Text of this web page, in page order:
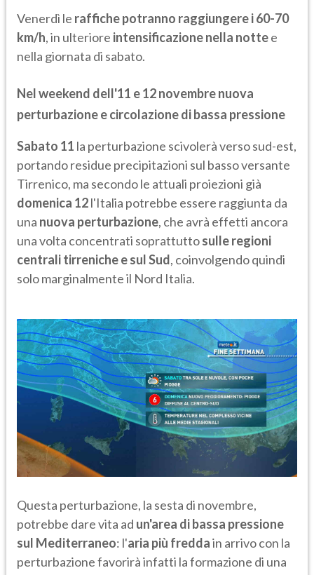
Venerdì le raffiche potranno raggiungere i 60-70
km/h, in ulteriore intensificazione nella nottee
nella giornata di sabato.
Nel weekend dell'11 e 12 novembre nuova
perturbazione e circolazione di bassa pressione
Sabato 11 la perturbazione scivolerà verso sud-est,
portando residue precipitazioni sul basso versante
Tirrenico, ma secondo le attuali proiezioni già
domenica 12l'Italia potrebbe essere raggiunta da
una nuova perturbazione, che avrà effetti ancora
una volta concentrati soprattuttosulle regioni
centrali tirreniche e sul Sud, coinvolgendo quindi
solo marginalmente il Nord Italia.
Questa perturbazione, la sesta di novembre,
potrebbe dare vita ad un'area di bassa pressione
sul Mediterraneo: l'aria più freddain arrivo con la
perturbazione favorirà infatti la formazione di una